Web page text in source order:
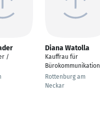
/
Diana Watolla
Kauffrau für
Bürokommunikation
Rottenburg am
Neckar